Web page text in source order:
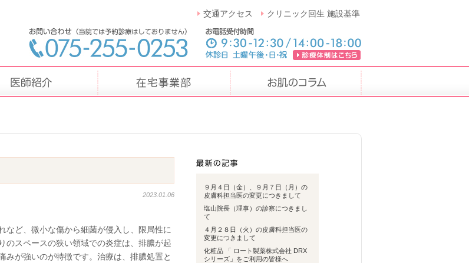
交通アクセス クリニック回生 施設基準
2023.01.06
など、微小な傷から細菌が侵入し、限局性に
のスペースの狭い領域での炎症は、排膿が起
みが強いのが特徴です。治療は、排膿処置と
９月４日（金）、９月７日（月）の
皮膚科担当医の変更につきまして
塩山院長（理事）の診察につきまし
て
４月２８日（火）の皮膚科担当医の
変更につきまして
化粧品 「 ロート製薬株式会社 DRX
シリーズ」をご利用の皆様へ